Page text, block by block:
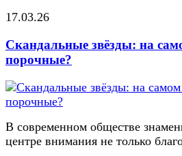
17.03.26
Скандальные звёзды: на
порочные?
В современном обществе
центре внимания не только